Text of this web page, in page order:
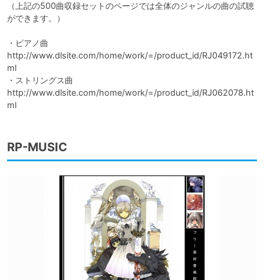
（上記の500曲収録セットのページでは全体のジャンルの曲の試聴
ができます。）
・ピアノ曲
http://www.dlsite.com/home/work/=/product_id/RJ049172.ht
ml
・ストリングス曲
http://www.dlsite.com/home/work/=/product_id/RJ062078.ht
ml
RP-MUSIC